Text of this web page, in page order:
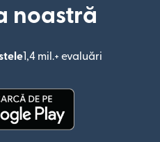
noastră
1,4 mil.+ evaluări
(se